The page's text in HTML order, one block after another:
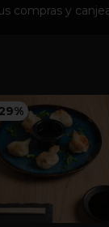
compras y
29%